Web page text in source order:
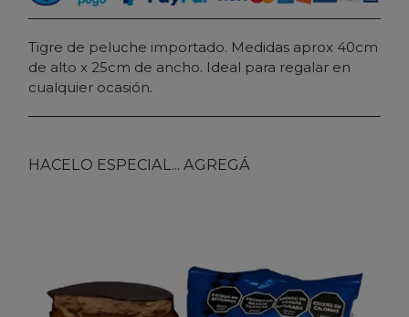
Tigre de peluche importado. Medidas aprox 40cm
de alto x 25cm de ancho. Ideal para regalar en
cualquier ocasión.
HACELO ESPECIAL... AGREGÁ